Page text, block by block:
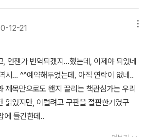
는데, 판타지적이 느낌도 나서 살짝 헷갈리
장문학에 더 가까운것 같습니다.^^ 기대
요. 완전 재미있게 읽은책입니다. 약간 엔딩
만, 전반적으로 무척 재미있게 읽었습니
회를 배경으로 했지만, 지구상의 큰 재난후
문명보다 조금 뒤쳐지는 느낌이 드는 책이
판타지로 봐야할지 살짝 고민했지만, 그래
해서 SF소설로 분류했습니다. 추리/미스
각하며 읽은 일본 추리소설이예요. 제
12-21
언젠가 번역되겠지...했는데, 이제야 되었네
시... ^^예약해두었는데, 아직 연락이 없네..
제목만으로도 왠지 끌리는 책관심가는 우리
읽었지만, 이럴려고 구판을 절판한거였구
에 들긴한데..